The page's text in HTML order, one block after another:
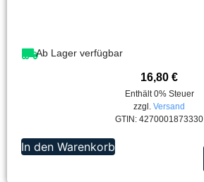
Ab Lager verfügbar
16,80 €
Enthält 0% Steuer
zzgl. Versand
GTIN: 4270001873330
In den Warenkorb